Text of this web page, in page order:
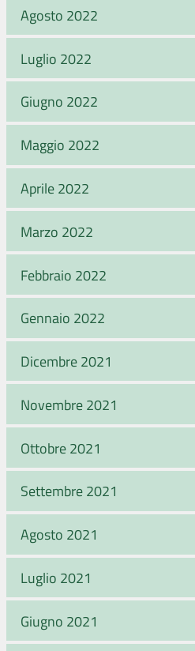
Agosto 2022
Luglio 2022
Giugno 2022
Maggio 2022
Aprile 2022
Marzo 2022
Febbraio 2022
Gennaio 2022
Dicembre 2021
Novembre 2021
Ottobre 2021
Settembre 2021
Agosto 2021
Luglio 2021
Giugno 2021